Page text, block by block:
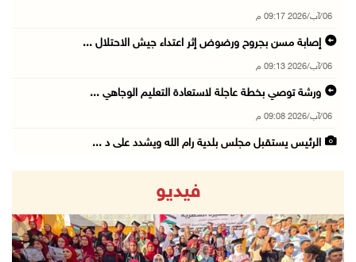
06/آب/2026 09:17 م
إصابة مسن بجروح ورضوض إثر اعتداء جيش الاحتلال ...
06/آب/2026 09:13 م
ورشة توصي بخطة عاجلة لاستعادة التعليم الوجاهي ...
06/آب/2026 09:08 م
الرئيس يستقبل مجلس بلدية رام الله ويشدد على د ...
جماهير شعبنا تشيع جثمان الشهيد علاء صبيح في ت ...
06/آب/2026 08:33 م
الاحتلال يوسع حملات الدهم والاعتقال في قلنديا ...
فيديو